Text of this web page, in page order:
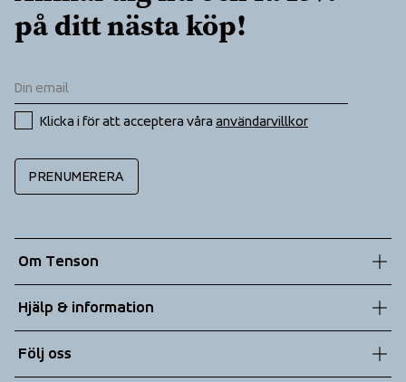
på ditt nästa köp!
Klicka i för att acceptera våra användarvillkor
PRENUMERERA
Om Tenson
Hållbarhet
Teknologier
Hjälp & information
Allmänna villkor
Följ oss